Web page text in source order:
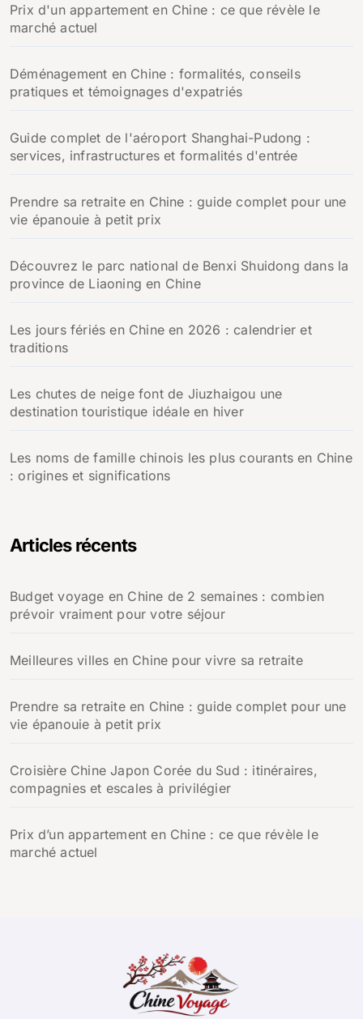
Prix d'un appartement en Chine : ce que révèle le
marché actuel
Déménagement en Chine : formalités, conseils
pratiques et témoignages d'expatriés
Guide complet de l'aéroport Shanghai-Pudong :
services, infrastructures et formalités d'entrée
Prendre sa retraite en Chine : guide complet pour une
vie épanouie à petit prix
Découvrez le parc national de Benxi Shuidong dans la
province de Liaoning en Chine
Les jours fériés en Chine en 2026 : calendrier et
traditions
Les chutes de neige font de Jiuzhaigou une
destination touristique idéale en hiver
Les noms de famille chinois les plus courants en Chine
: origines et significations
Articles récents
Budget voyage en Chine de 2 semaines : combien
prévoir vraiment pour votre séjour
Meilleures villes en Chine pour vivre sa retraite
Prendre sa retraite en Chine : guide complet pour une
vie épanouie à petit prix
Croisière Chine Japon Corée du Sud : itinéraires,
compagnies et escales à privilégier
Prix d’un appartement en Chine : ce que révèle le
marché actuel